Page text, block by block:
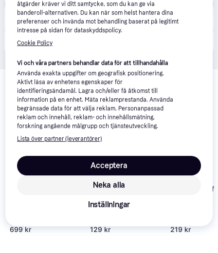
P-lindberg
150 kr frakt
Dornsats 3 – 10 mm
Relaterade produkter
Vi har plockat fram ett urval av produkter som kanske skulle
intressera dig. Visa alla
Set
699 kr
Discmania Active
129 kr
ASG Disc Golf
219 kr
åtgärder kräver vi ditt samtycke, som du kan ge via
banderoll-alternativen. Du kan när som helst hantera dina
preferenser och invända mot behandling baserat på legitimt
intresse på sidan för dataskyddspolicy.
Cookie Policy
Vi och våra partners behandlar data för att tillhandahålla
Använda exakta uppgifter om geografisk positionering.
Aktivt läsa av enhetens egenskaper för
identifieringsändamål. Lagra och/eller få åtkomst till
information på en enhet. Mäta reklamprestanda. Använda
begränsade data för att välja reklam. Personanpassad
reklam och innehåll, reklam- och innehållsmätning,
forskning angående målgrupp och tjänsteutveckling.
Lista över partner (leverantörer)
Neka alla
Acceptera
Inställningar